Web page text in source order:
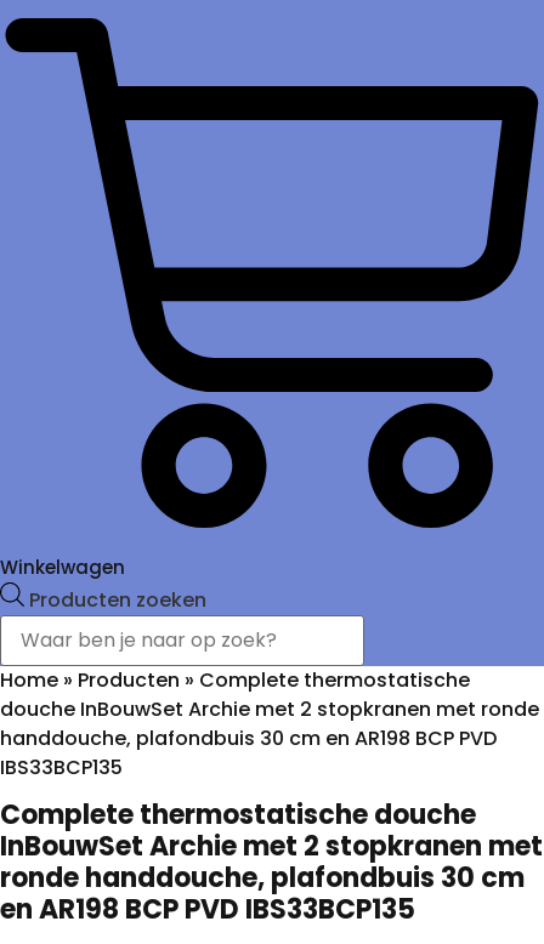
Winkelwagen
Producten zoeken
Home » Producten » Complete thermostatische
douche InBouwSet Archie met 2 stopkranen met ronde
handdouche, plafondbuis 30 cm en AR198 BCP PVD
IBS33BCP135
Complete thermostatische douche
InBouwSet Archie met 2 stopkranen met
ronde handdouche, plafondbuis 30 cm
en AR198 BCP PVD IBS33BCP135